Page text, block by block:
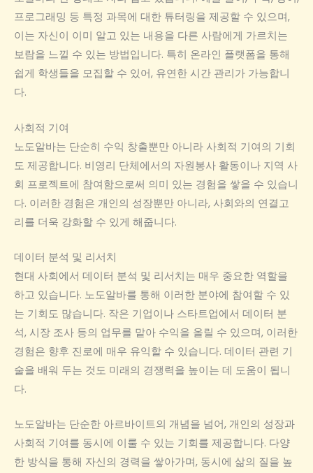
프로그래밍 등 특정 과목에 대한 튜터링을 제공할 수 있으며,
이는 자신이 이미 알고 있는 내용을 다른 사람에게 가르치는
보람을 느낄 수 있는 방법입니다. 특히 온라인 플랫폼을 통해
쉽게 학생들을 모집할 수 있어, 유연한 시간 관리가 가능합니
다.
사회적 기여
노도알바는 단순히 수익 창출뿐만 아니라 사회적 기여의 기회
도 제공합니다. 비영리 단체에서의 자원봉사 활동이나 지역 사
회 프로젝트에 참여함으로써 의미 있는 경험을 쌓을 수 있습니
다. 이러한 경험은 개인의 성장뿐만 아니라, 사회와의 연결고
리를 더욱 강화할 수 있게 해줍니다.
데이터 분석 및 리서치
현대 사회에서 데이터 분석 및 리서치는 매우 중요한 역할을
하고 있습니다. 노도알바를 통해 이러한 분야에 참여할 수 있
는 기회도 많습니다. 작은 기업이나 스타트업에서 데이터 분
석, 시장 조사 등의 업무를 맡아 수익을 올릴 수 있으며, 이러한
경험은 향후 진로에 매우 유익할 수 있습니다. 데이터 관련 기
술을 배워 두는 것도 미래의 경쟁력을 높이는 데 도움이 됩니
다.
노도알바는 단순한 아르바이트의 개념을 넘어, 개인의 성장과
사회적 기여를 동시에 이룰 수 있는 기회를 제공합니다. 다양
한 방식을 통해 자신의 경력을 쌓아가며, 동시에 삶의 질을 높